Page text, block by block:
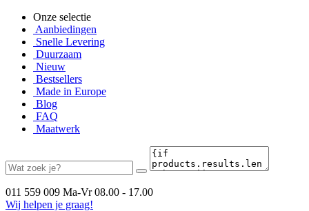
Onze selectie
Aanbiedingen
Snelle Levering
Duurzaam
Nieuw
Bestsellers
Made in Europe
Blog
FAQ
Maatwerk
011 559 009 Ma-Vr 08.00 - 17.00
Wij helpen je graag!